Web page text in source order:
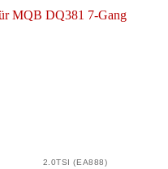
2.0TSI (EA888)